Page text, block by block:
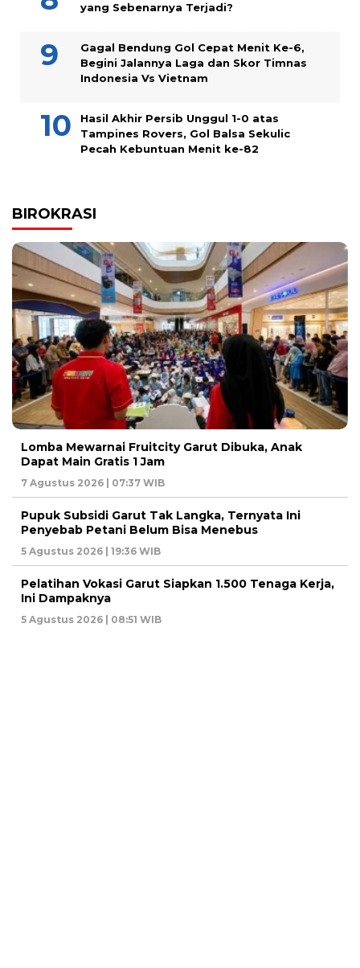
yang Sebenarnya Terjadi?
Gagal Bendung Gol Cepat Menit Ke-6,
Begini Jalannya Laga dan Skor Timnas
Indonesia Vs Vietnam
Hasil Akhir Persib Unggul 1-0 atas
Tampines Rovers, Gol Balsa Sekulic
Pecah Kebuntuan Menit ke-82
BIROKRASI
Lomba Mewarnai Fruitcity Garut Dibuka, Anak
Dapat Main Gratis 1 Jam
7 Agustus 2026 | 07:37 WIB
Pupuk Subsidi Garut Tak Langka, Ternyata Ini
Penyebab Petani Belum Bisa Menebus
5 Agustus 2026 | 19:36 WIB
Pelatihan Vokasi Garut Siapkan 1.500 Tenaga Kerja,
Ini Dampaknya
5 Agustus 2026 | 08:51 WIB